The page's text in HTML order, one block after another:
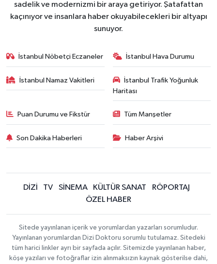
sadelik ve modernizmi bir araya getiriyor. Şatafattan
kaçınıyor ve insanlara haber okuyabilecekleri bir altyapı
sunuyor.
İstanbul Nöbetçi Eczaneler İstanbul Hava Durumu
İstanbul Namaz Vakitleri
İstanbul Trafik Yoğunluk
Haritası
Puan Durumu ve Fikstür Tüm Manşetler
Son Dakika Haberleri Haber Arşivi
DİZİ TV SİNEMA KÜLTÜR SANAT
RÖPORTAJ
ÖZEL HABER
Sitede yayınlanan içerik ve yorumlardan yazarları sorumludur.
Yayınlanan yorumlardan Dizi Doktoru sorumlu tutulamaz. Sitedeki
tüm harici linkler ayrı bir sayfada açılır. Sitemizde yayınlanan haber,
köşe yazıları ve fotoğraflar izin alınmaksızın kaynak gösterilse dahi,